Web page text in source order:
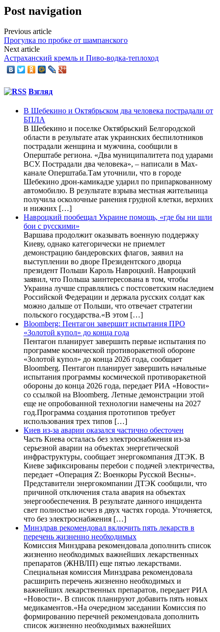
Post navigation
Previous article
Прогулка по пробке от шампанского
Next article
Астраханский кремль и Пиво-водка-теплоход
Взгляд
В Шебекино и Октябрьском два человека пострадали от
БПЛА
В Шебекино и поселке Октябрьский Белгородской
области в результате атак украинских беспилотников
пострадали женщина и мужчина, сообщили в
Оперштабе региона. «Два муниципалитета под ударами
ВСУ. Пострадали два человека», – написали в Max-
канале Оперштаба.Там уточнили, что в городе
Шебекино дрон-камикадзе ударил по припаркованному
автомобилю. В результате взрыва местная жительница
получила осколочные ранения грудной клетки, верхних
и нижних […]
Навроцкий пообещал Украине помощь, «где бы ни шли
бои с русскими»
Варшава продолжит оказывать военную поддержку
Киеву, однако категорически не приемлет
демонстрацию бандеровских флагов, заявил на
выступлении во дворе Президентского дворца
президент Польши Кароль Навроцкий. Навроцкий
заявил, что Польша заинтересована в том, чтобы
Украина лучше справлялись с постсоветским наследием
Российской Федерации и держала русских солдат как
можно дальше от Польши, что отвечает стратегии
польского государства.«В этом […]
Bloomberg: Пентагон завершит испытания ПРО
«Золотой купол» до конца года
Пентагон планирует завершить первые испытания по
программе космической противоракетной обороне
«Золотой купол» до конца 2026 года, сообщает
Bloomberg. Пентагон планирует завершить начальные
испытания программы космической противоракетной
обороны до конца 2026 года, передает РИА «Новости»
со ссылкой на Bloomberg. Летные демонстрации этой
еще не опробованной технологии намечены на 2027
год.Программа создания прототипов требует
использования трех типов […]
Киев из-за аварии оказался частично обесточен
Часть Киева осталась без электроснабжения из-за
серьезной аварии на объектах энергетической
инфраструктуры, сообщает энергокомпания ДТЭК. В
Киеве зафиксированы перебои с подачей электричества,
передает «Операция Z: Военкоры Русской Весны».
Представители энергокомпании ДТЭК сообщили, что
причиной отключения стала авария на объектах
энергообеспечения. В результате данного инцидента
свет полностью исчез в двух частях города. Уточняется,
что без электроснабжения […]
Минздрав рекомендовал включить пять лекарств в
перечень жизненно необходимых
Комиссия Минздрава рекомендовала дополнить список
жизненно необходимых важнейших лекарственных
препаратов (ЖНВЛП) еще пятью лекарствами.
Специальная комиссия Минздрава рекомендовала
расширить перечень жизненно необходимых и
важнейших лекарственных препаратов, передает РИА
«Новости». В список планируют добавить пять новых
медикаментов.«На очередном заседании Комиссия по
формированию перечней рекомендовала дополнить
список жизненно необходимых важнейших